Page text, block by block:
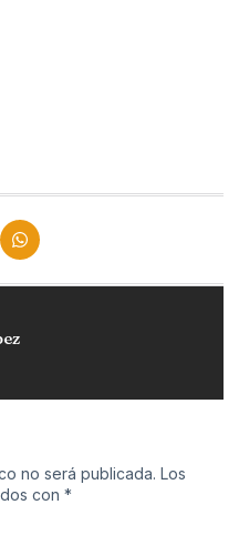
no será publicada. Los
con *